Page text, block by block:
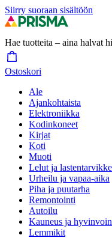
Siirry suoraan sisältöön
Hae tuotteita – aina halvat
Ostoskori
Ale
Ajankohtaista
Elektroniikka
Kodinkoneet
Kirjat
Koti
Muoti
Lelut ja
Urheilu ja vapaa-aika
Piha ja puutarha
Remontointi
Autoilu
Kauneus ja
Lemmikit